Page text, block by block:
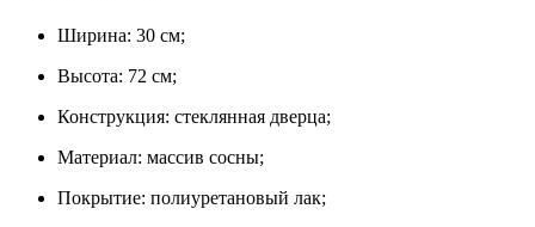
Ширина: 30 см;
Высота: 72 см;
Конструкция: стеклянная дверца;
Материал: массив сосны;
Покрытие: полиуретановый лак;